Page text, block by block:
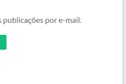
por e-mail.